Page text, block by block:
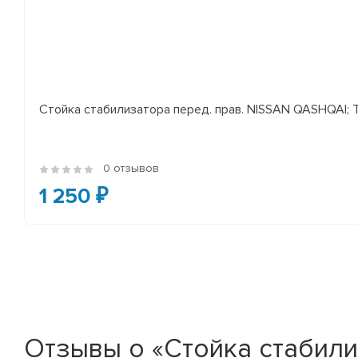
Стойка стабилизатора перед. прав. NISSAN QASHQAI;
0 отзывов
1 250 ₽
Отзывы о «Стойка